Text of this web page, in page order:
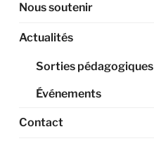
Nous soutenir
Actualités
Sorties pédagogiques
Événements
Contact